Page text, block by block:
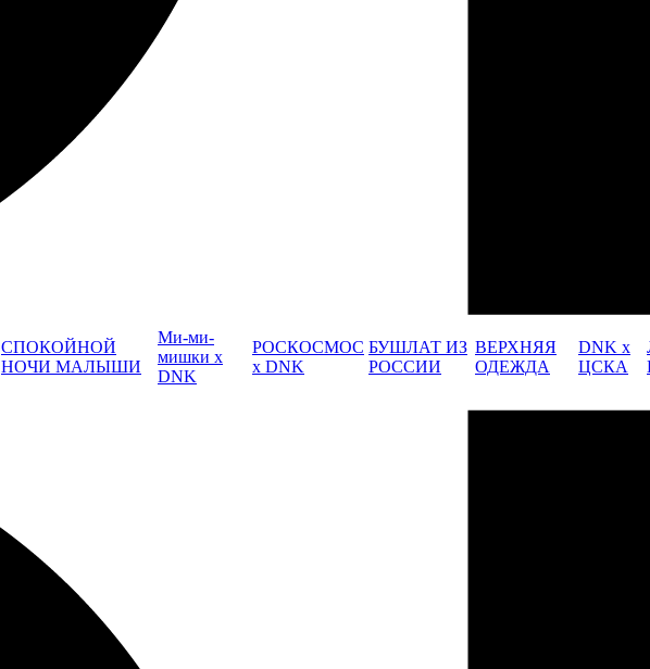
СПОКОЙНОЙ
НОЧИ МАЛЫШИ
Ми-ми-
мишки x
DNK
РОСКОСМОС
x DNK
БУШЛАТ ИЗ
РОССИИ
ВЕРХНЯЯ
ОДЕЖДА
DNK x
ЦСКА